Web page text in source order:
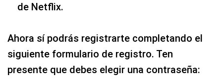
de Netflix.
Ahora sí podrás registrarte completando el
siguiente formulario de registro. Ten
presente que debes elegir una contraseña: